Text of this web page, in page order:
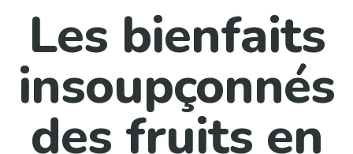
Les bienfaits
insoupçonnés
des fruits en